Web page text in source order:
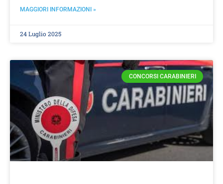
MAGGIORI INFORMAZIONI »
24 Luglio 2025
CONCORSI CARABINIERI